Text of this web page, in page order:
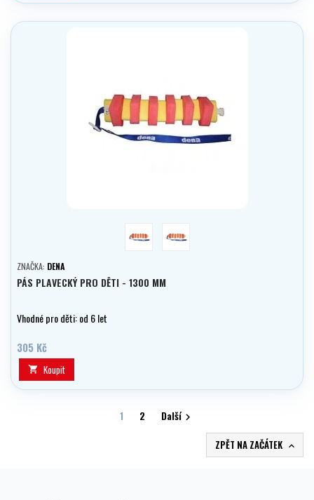
ZNAČKA: DENA
PÁS PLAVECKÝ PRO DĚTI - 1300 MM
Vhodné pro děti: od 6 let
305 Kč
 Koupit
1 2 Další 
ZPĚT NA ZAČÁTEK 